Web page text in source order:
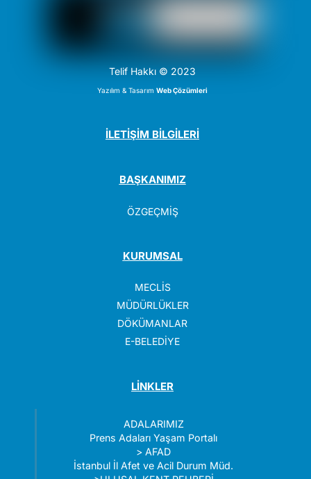
Telif Hakkı © 2023
Yazılım & TasarımWeb Çözümleri
İLETİŞİM BİLGİLERİ
BAŞKANIMIZ
ÖZGEÇMİŞ
KURUMSAL
MECLİS
MÜDÜRLÜKLER
DÖKÜMANLAR
E-BELEDİYE
LİNKLER
ADALARIMIZ
Prens Adaları Yaşam Portalı
>AFAD
İstanbul İl Afet ve Acil Durum Müd.